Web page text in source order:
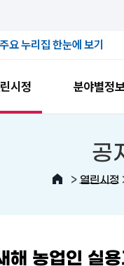
주요 누리집 한눈에 보기
시정 분야별정보
공
> 열린시정
농업인 실용